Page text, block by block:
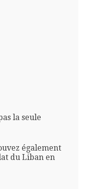
la seule
également
du Liban en